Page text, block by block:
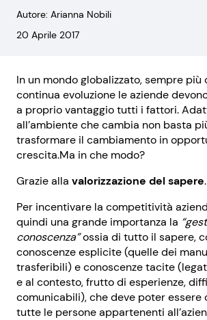
Autore: Arianna Nobili
20 Aprile 2017
In un mondo globalizzato, sempre
continua evoluzione le aziende
a proprio vantaggio tutti i fattori.
all’ambiente che cambia non basta
trasformare il cambiamento in
crescita.Ma in che modo?
Grazie alla valorizzazione del sapere.
Per incentivare la competitività
quindi una grande importanza la
conoscenza”ossia di tutto il sapere,
conoscenze esplicite (quelle dei
trasferibili) e conoscenze tacite
e al contesto, frutto di esperienze,
comunicabili), che deve poter essere
tutte le persone appartenenti